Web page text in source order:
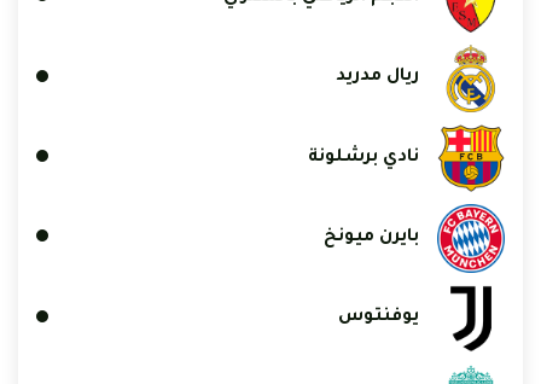
ريال مدريد
نادي برشلونة
بايرن ميونخ
يوفنتوس